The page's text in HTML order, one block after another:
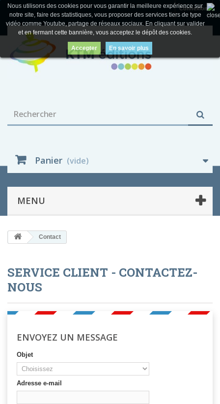
Connexion
Panier (vide)
MENU
Nous utilisons des cookies pour vous garantir la meilleure expérience sur
notre site, faire des statistiques, vous proposer des services tiers de type
vidéo comme Youtube, partage de réseaux sociaux. En cliquant sur valider
et en fermant cette bannière, vous acceptez le dépôt des cookies.
Accepter En savoir plus
Contact
SERVICE CLIENT - CONTACTEZ-
NOUS
ENVOYEZ UN MESSAGE
Objet
Adresse e-mail